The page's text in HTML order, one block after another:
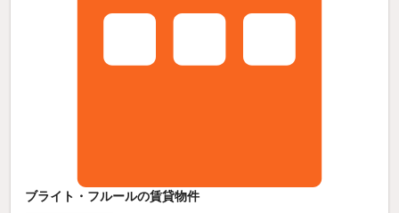
ブライト・フルールの賃貸物件